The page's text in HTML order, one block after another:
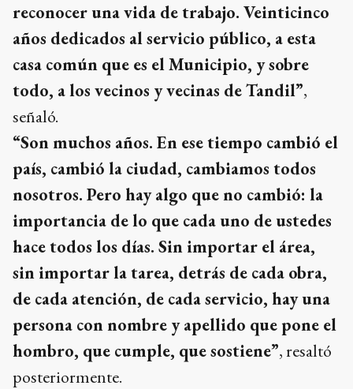
reconocer una vida de trabajo. Veinticinco
años dedicados al servicio público, a esta
casa común que es el Municipio, y sobre
todo, a los vecinos y vecinas de Tandil”,
señaló.
“Son muchos años. En ese tiempo cambió el
país, cambió la ciudad, cambiamos todos
nosotros. Pero hay algo que no cambió: la
importancia de lo que cada uno de ustedes
hace todos los días. Sin importar el área,
sin importar la tarea, detrás de cada obra,
de cada atención, de cada servicio, hay una
persona con nombre y apellido que pone el
hombro, que cumple, que sostiene”, resaltó
posteriormente.